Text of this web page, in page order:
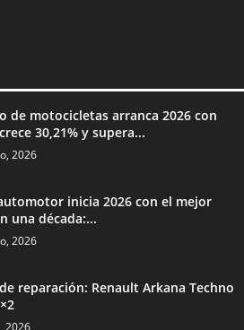
de motocicletas arranca 2026 con
30,21% y supera...
2026
inicia 2026 con el mejor
una década:...
2026
reparación: Renault Arkana Techno
2026